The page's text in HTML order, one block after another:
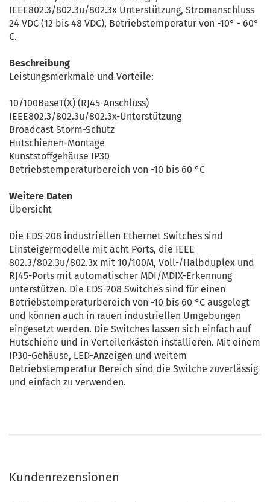
IEEE802.3/802.3u/802.3x Unterstützung, Stromanschluss
24 VDC (12 bis 48 VDC), Betriebstemperatur von -10° - 60°
C.
Beschreibung
Leistungsmerkmale und Vorteile:
10/100BaseT(X) (RJ45-Anschluss)
IEEE802.3/802.3u/802.3x-Unterstützung
Broadcast Storm-Schutz
Hutschienen-Montage
Kunststoffgehäuse IP30
Betriebstemperaturbereich von -10 bis 60 °C
Weitere Daten
Übersicht
Die EDS-208 industriellen Ethernet Switches sind
Einsteigermodelle mit acht Ports, die IEEE
802.3/802.3u/802.3x mit 10/100M, Voll-/Halbduplex und
RJ45-Ports mit automatischer MDI/MDIX-Erkennung
unterstützen. Die EDS-208 Switches sind für einen
Betriebstemperaturbereich von -10 bis 60 °C ausgelegt
und können auch in rauen industriellen Umgebungen
eingesetzt werden. Die Switches lassen sich einfach auf
Hutschiene und in Verteilerkästen installieren. Mit einem
IP30-Gehäuse, LED-Anzeigen und weitem
Betriebstemperatur Bereich sind die Switche zuverlässig
und einfach zu verwenden.
Kundenrezensionen